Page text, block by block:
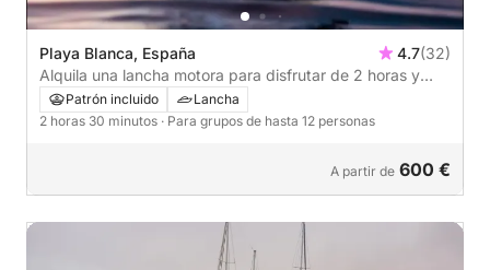
Playa Blanca, España 4.7(32)
Alquila una lancha motora para disfrutar de 2 horas y
media de diversión.
Patrón incluido
Lancha
2 horas 30 minutos · Para grupos de hasta 12 personas
A partir de 600 €